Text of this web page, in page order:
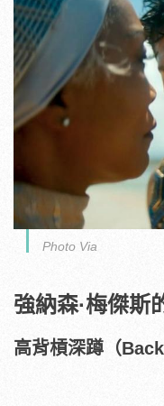
Photo Via
強納森·梅傑斯
高背槓深蹲（